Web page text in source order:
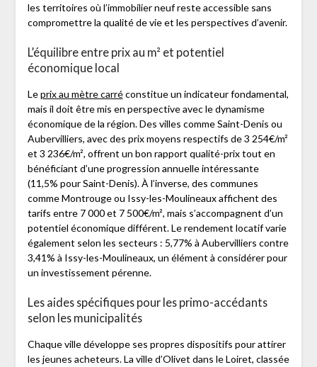
les territoires où l’immobilier neuf reste accessible sans
compromettre la qualité de vie et les perspectives d’avenir.
L’équilibre entre prix au m² et potentiel
économique local
Leprix au mètre carréconstitue un indicateur fondamental,
mais il doit être mis en perspective avec le dynamisme
économique de la région. Des villes comme Saint-Denis ou
Aubervilliers, avec des prix moyens respectifs de 3 254€/m²
et 3 236€/m², offrent un bon rapport qualité-prix tout en
bénéficiant d’une progression annuelle intéressante
(11,5% pour Saint-Denis). À l’inverse, des communes
comme Montrouge ou Issy-les-Moulineaux affichent des
tarifs entre 7 000 et 7 500€/m², mais s’accompagnent d’un
potentiel économique différent. Le rendement locatif varie
également selon les secteurs : 5,77% à Aubervilliers contre
3,41% à Issy-les-Moulineaux, un élément à considérer pour
un investissement pérenne.
Les aides spécifiques pour les primo-accédants
selon les municipalités
Chaque ville développe ses propres dispositifs pour attirer
les jeunes acheteurs. La ville d’Olivet dans le Loiret, classée